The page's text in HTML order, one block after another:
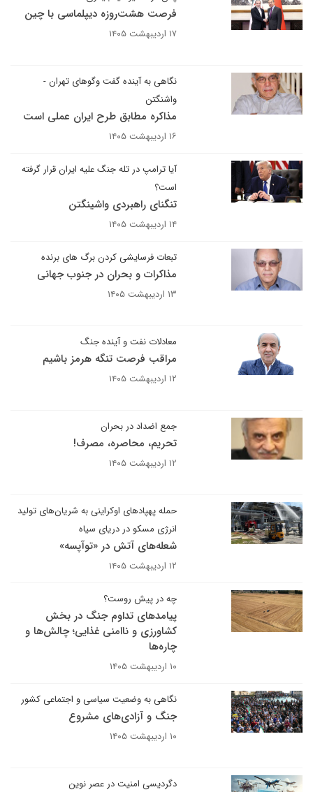
فرصت هشت‌روزه دیپلماسی با چین
۱۷ اردیبهشت ۱۴۰۵
نگاهی به آینده گفت وگوهای تهران -
واشنگتن
مذاکره مطابق طرح ایران عملی است
۱۶ اردیبهشت ۱۴۰۵
آیا ترامپ در تله جنگ علیه ایران قرار گرفته
است؟
تنگنای راهبردی واشینگتن
۱۴ اردیبهشت ۱۴۰۵
تبعات فرسایشی کردن برگ های برنده
مذاکرات و بحران در جنوب جهانی
۱۳ اردیبهشت ۱۴۰۵
معادلات نفت و آینده جنگ
مراقب فرصت تنگه هرمز باشیم
۱۲ اردیبهشت ۱۴۰۵
جمع اضداد در بحران
تحریم، محاصره، مصرف!
۱۲ اردیبهشت ۱۴۰۵
حمله پهپادهای اوکراینی به شریان‌های تولید
انرژی مسکو در دریای سیاه
شعله‌های آتش در «توآپسه»
۱۲ اردیبهشت ۱۴۰۵
چه در پیش روست؟
پیامدهای تداوم جنگ در بخش
کشاورزی و ناامنی غذایی؛ چالش‌ها و
چاره‌ها
۱۰ اردیبهشت ۱۴۰۵
نگاهی به وضعیت سیاسی و اجتماعی کشور
جنگ و آزادی‌های مشروع
۱۰ اردیبهشت ۱۴۰۵
دگردیسی امنیت در عصر نوین